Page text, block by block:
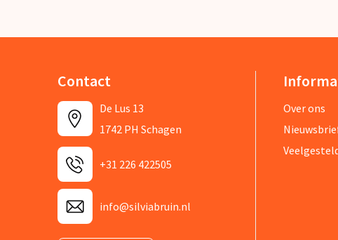
Contact
De Lus 13
1742 PH Schagen
+31 226 422505
info@silviabruin.nl
Over ons